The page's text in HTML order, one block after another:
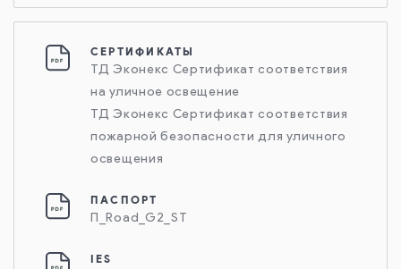
СЕРТИФИКАТЫ
ТД Эконекс Сертификат соответствия
на уличное освещение
ТД Эконекс Сертификат соответствия
пожарной безопасности для уличного
освещения
ПАСПОРТ
П_Road_G2_ST
IES